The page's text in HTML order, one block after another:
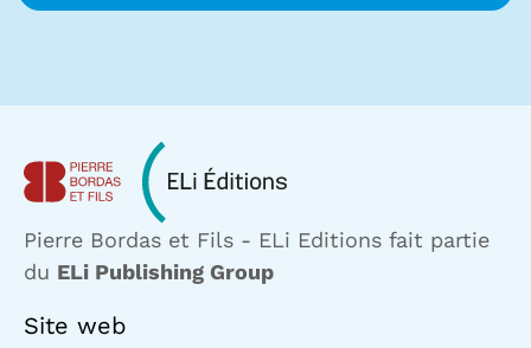
Pierre Bordas et Fils - ELi Editions fait partie
du ELi Publishing Group
Site web